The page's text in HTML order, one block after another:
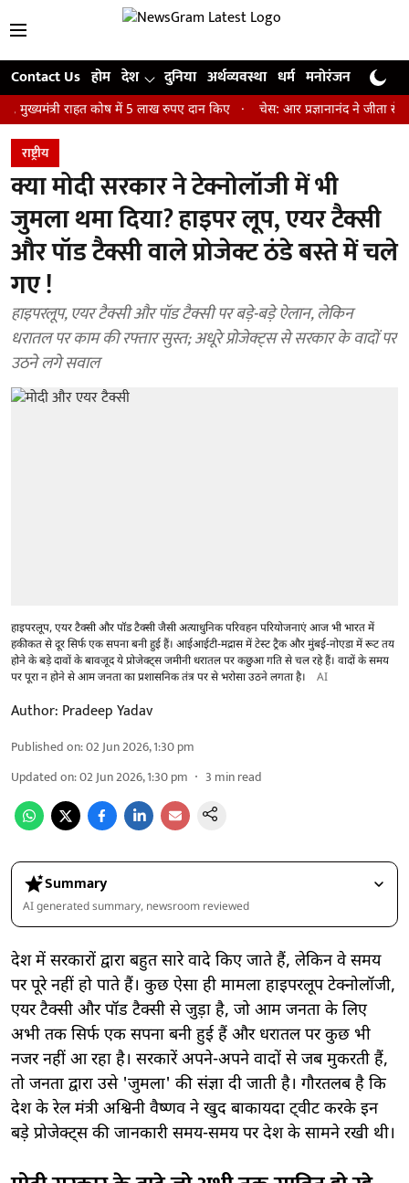
Contact Us होम देश दुनिया अर्थव्यवस्था धर्म मनोरंजन खेल
राहत कोष में 5 लाख रुपए दान किए चेस: आर प्रज्ञानानंद ने जीता सेंट लुइस
राष्ट्रीय
क्या मोदी सरकार ने टेक्नोलॉजी में भी
जुमला थमा दिया? हाइपर लूप, एयर टैक्सी
और पॉड टैक्सी वाले प्रोजेक्ट ठंडे बस्ते में चले
गए !
हाइपरलूप, एयर टैक्सी और पॉड टैक्सी पर बड़े-बड़े ऐलान, लेकिन
धरातल पर काम की रफ्तार सुस्त; अधूरे प्रोजेक्ट्स से सरकार के वादों पर
उठने लगे सवाल
हाइपरलूप, एयर टैक्सी और पॉड टैक्सी जैसी अत्याधुनिक परिवहन परियोजनाएं आज भी भारत में
हकीकत से दूर सिर्फ एक सपना बनी हुई हैं। आईआईटी-मद्रास में टेस्ट ट्रैक और मुंबई-नोएडा में रूट तय
होने के बड़े दावों के बावजूद ये प्रोजेक्ट्स जमीनी धरातल पर कछुआ गति से चल रहे हैं। वादों के समय
पर पूरा न होने से आम जनता का प्रशासनिक तंत्र पर से भरोसा उठने लगता है।
AI
Author: Pradeep Yadav
Published on:02 Jun 2026, 1:30 pm
Updated on:02 Jun 2026, 1:30 pm 3 min read
Summary
AI generated summary, newsroom reviewed
देश में सरकारों द्वारा बहुत सारे वादे किए जाते हैं, लेकिन वे समय
पर पूरे नहीं हो पाते हैं। कुछ ऐसा ही मामला हाइपरलूप टेक्नोलॉजी,
एयर टैक्सी और पॉड टैक्सी से जुड़ा है, जो आम जनता के लिए
अभी तक सिर्फ एक सपना बनी हुई हैं और धरातल पर कुछ भी
नजर नहीं आ रहा है। सरकारें अपने-अपने वादों से जब मुकरती हैं,
तो जनता द्वारा उसे 'जुमला' की संज्ञा दी जाती है। गौरतलब है कि
देश के रेल मंत्री अश्विनी वैष्णव ने खुद बाकायदा ट्वीट करके इन
बड़े प्रोजेक्ट्स की जानकारी समय-समय पर देश के सामने रखी थी।